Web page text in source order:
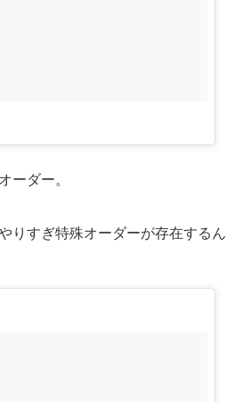
ーダー。
りすぎ特殊オーダーが存在するん